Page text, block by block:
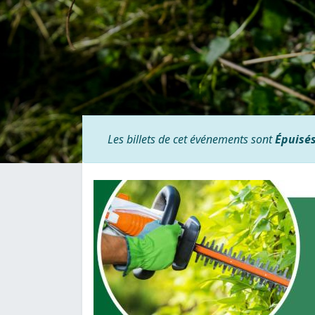
Les billets de cet événements sont